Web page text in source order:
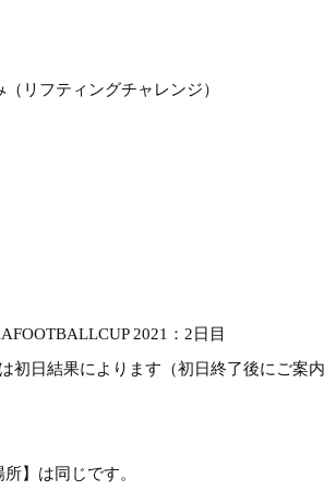
リフティングチャレンジ）
2021：2日目
初日結果によります（初日終了後にご案内
】は同じです。